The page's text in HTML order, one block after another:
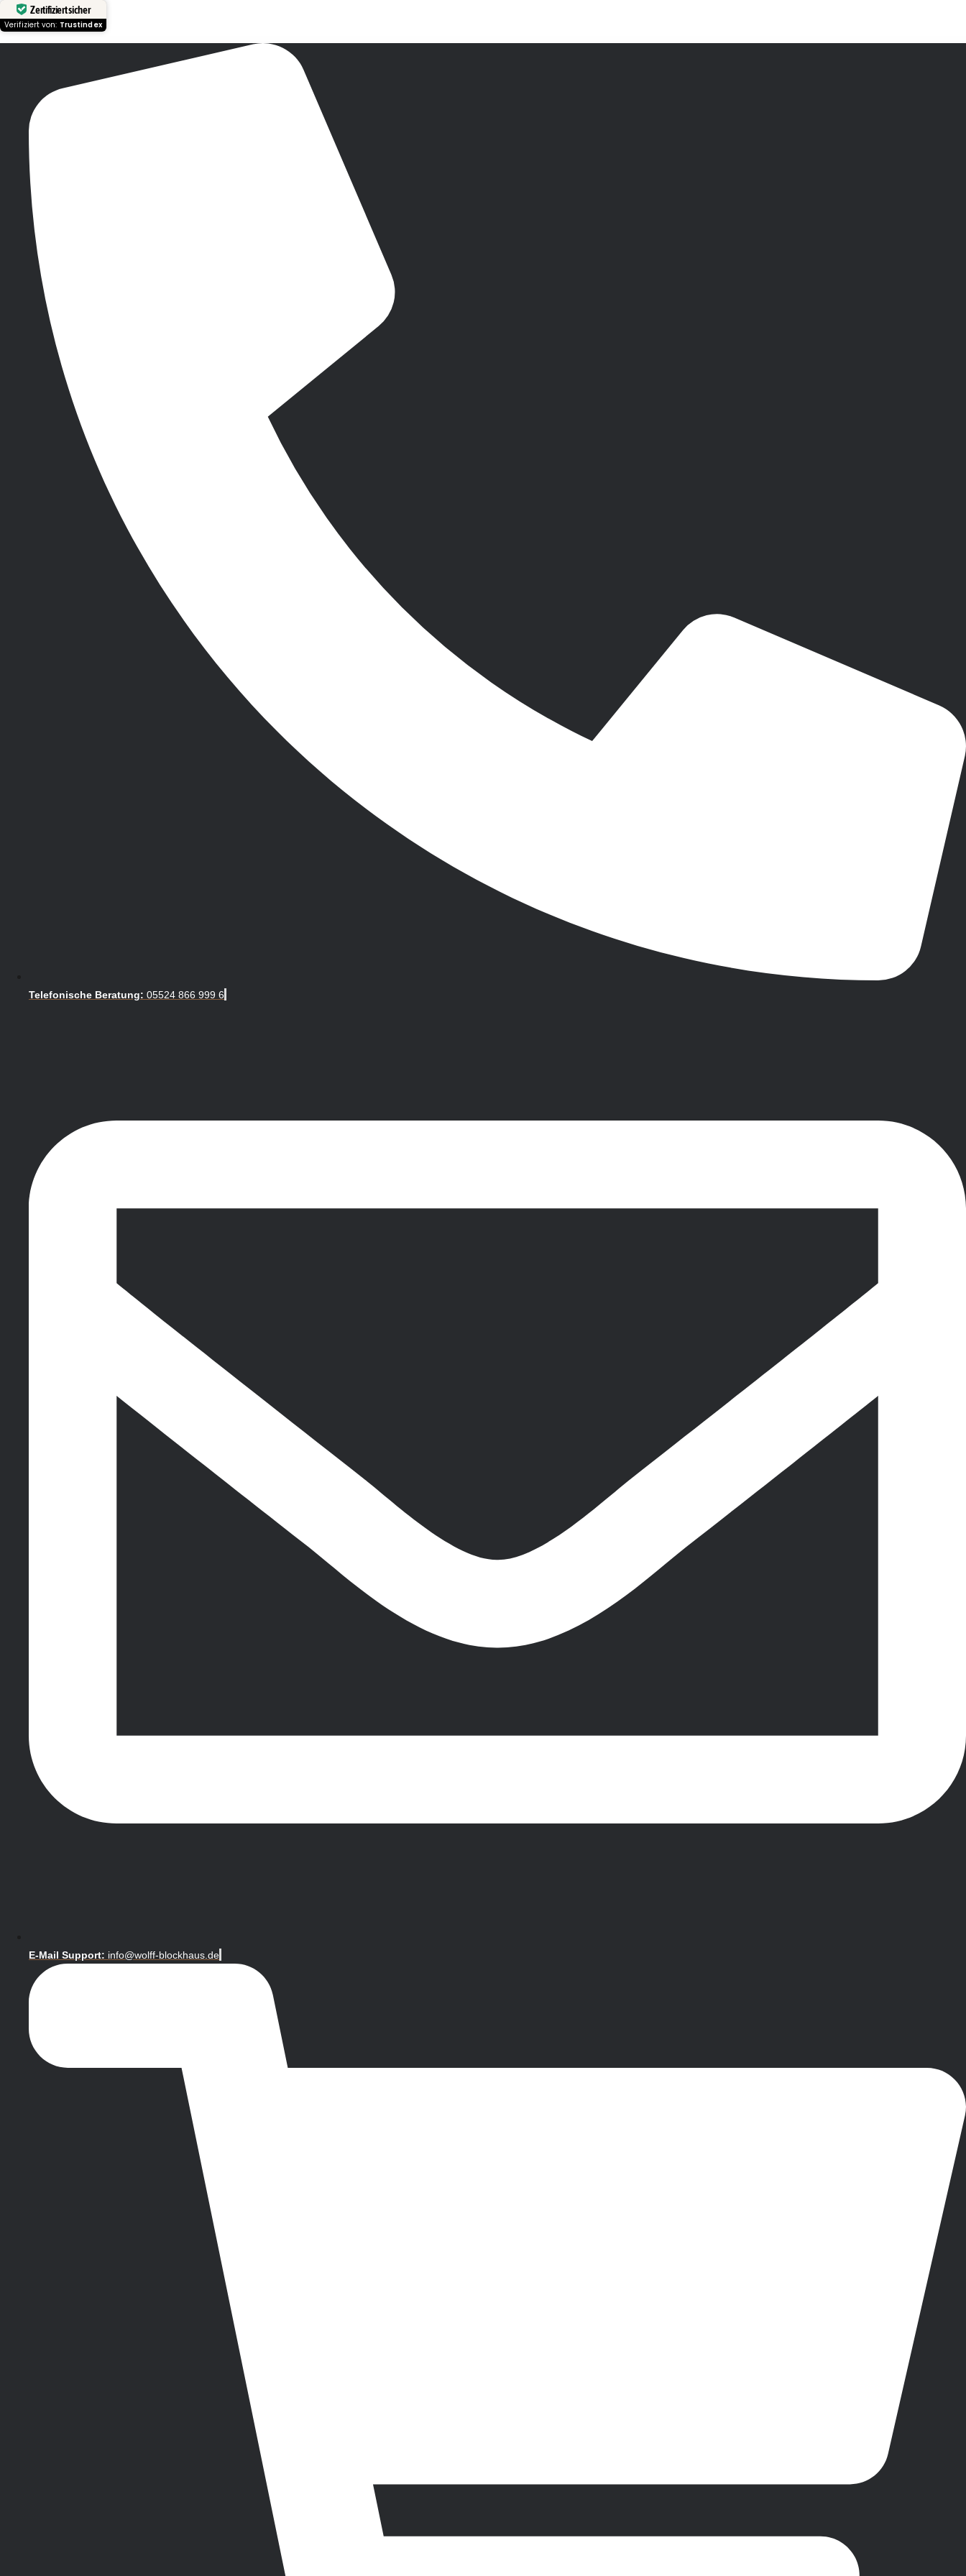
Zertifiziert sicher
Verifiziert von: Trustindex
Telefonische Beratung: 05524 866 999 6
E-Mail Support: info@wolff-blockhaus.de